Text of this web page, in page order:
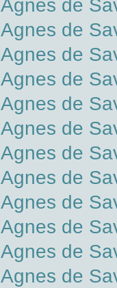
Agnes de
Agnes de
Agnes de
Agnes de
Agnes de
Agnes de
Agnes de
Agnes de
Agnes de
Agnes de
Agnes de
Agnes de